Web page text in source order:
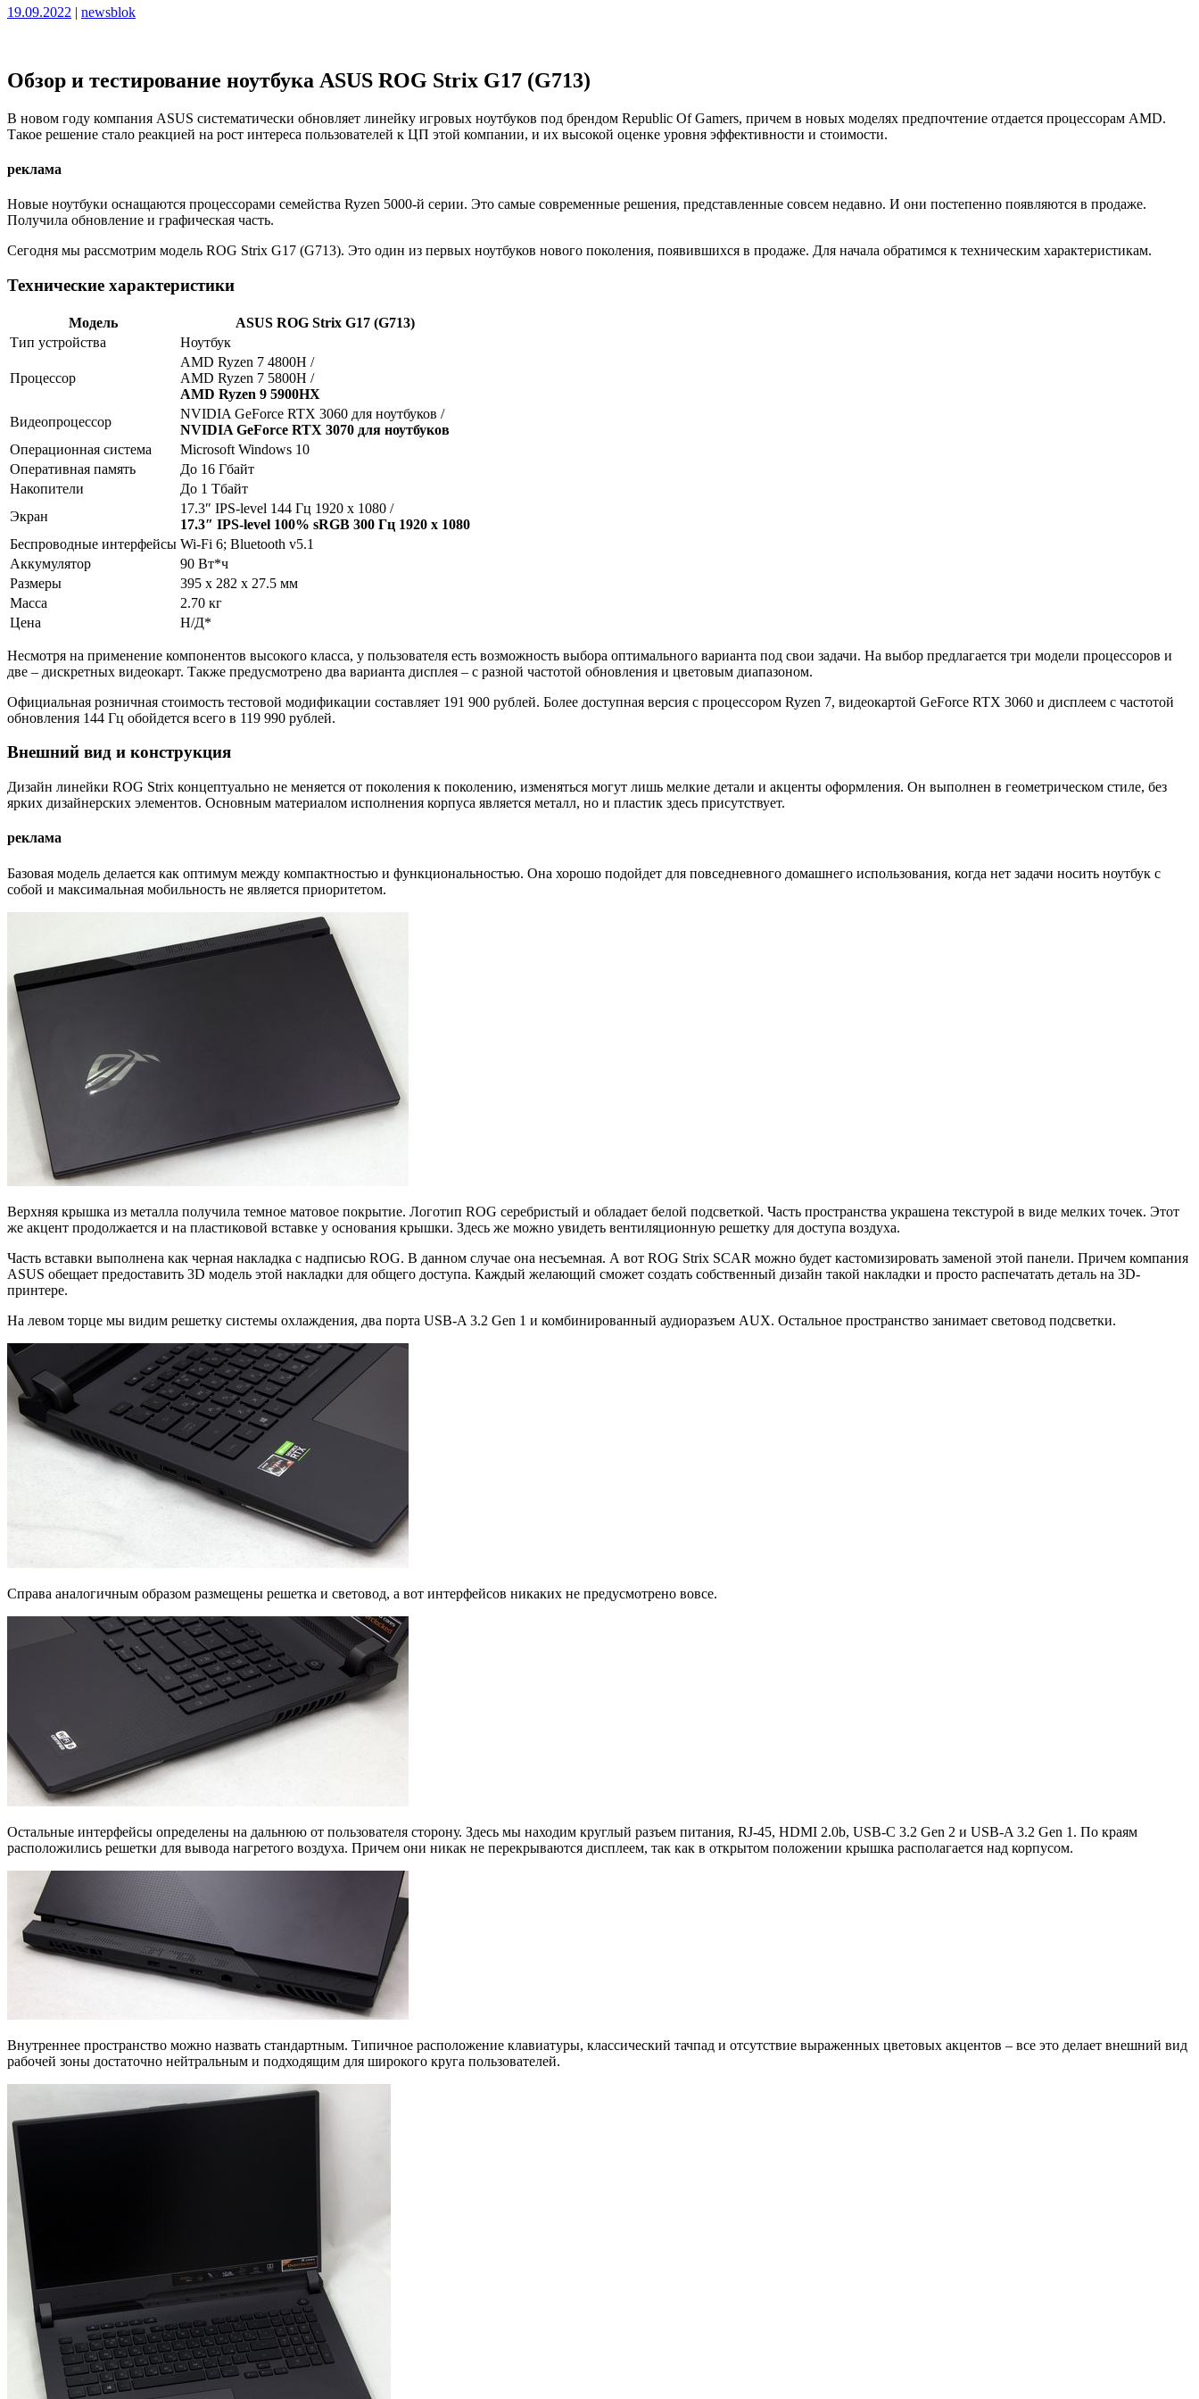
Опубликовано
19.09.2022 | Опубликовано
newsblok
Обзор и тестирование ноутбука ASUS ROG Strix G17 (G713)
В новом году компания ASUS систематически обновляет линейку игровых ноутбуков под брендом Republic Of Gamers, причем в новых моделях предпочтение отдается процессорам AMD.
Такое решение стало реакцией на рост интереса пользователей к ЦП этой компании, и их высокой оценке уровня эффективности и стоимости.
реклама
Новые ноутбуки оснащаются процессорами семейства Ryzen 5000-й серии. Это самые современные решения, представленные совсем недавно. И они постепенно появляются в продаже.
Получила обновление и графическая часть.
Сегодня мы рассмотрим модель ROG Strix G17 (G713). Это один из первых ноутбуков нового поколения, появившихся в продаже. Для начала обратимся к техническим характеристикам.
Технические характеристики
Модель
ASUS ROG Strix G17 (G713)
Тип устройства
Ноутбук
Процессор
AMD Ryzen 7 4800H /
AMD Ryzen 7 5800H /
AMD Ryzen 9 5900HX
Видеопроцессор
NVIDIA GeForce RTX 3060 для ноутбуков /
NVIDIA GeForce RTX 3070 для ноутбуков
Операционная система
Microsoft Windows 10
Оперативная память
До 16 Гбайт
Накопители
До 1 Тбайт
Экран
17.3″ IPS-level 144 Гц 1920 x 1080 /
17.3″ IPS-level 100% sRGB 300 Гц 1920 x 1080
Беспроводные интерфейсы Wi-Fi 6; Bluetooth v5.1
Аккумулятор
90 Вт*ч
Размеры
395 x 282 x 27.5 мм
Масса
2.70 кг
Цена
Н/Д*
Несмотря на применение компонентов высокого класса, у пользователя есть возможность выбора оптимального варианта под свои задачи. На выбор предлагается три модели процессоров и
две – дискретных видеокарт. Также предусмотрено два варианта дисплея – с разной частотой обновления и цветовым диапазоном.
Официальная розничная стоимость тестовой модификации составляет 191 900 рублей. Более доступная версия с процессором Ryzen 7, видеокартой GeForce RTX 3060 и дисплеем с частотой
обновления 144 Гц обойдется всего в 119 990 рублей.
Внешний вид и конструкция
Дизайн линейки ROG Strix концептуально не меняется от поколения к поколению, изменяться могут лишь мелкие детали и акценты оформления. Он выполнен в геометрическом стиле, без
ярких дизайнерских элементов. Основным материалом исполнения корпуса является металл, но и пластик здесь присутствует.
реклама
Базовая модель делается как оптимум между компактностью и функциональностью. Она хорошо подойдет для повседневного домашнего использования, когда нет задачи носить ноутбук с
собой и максимальная мобильность не является приоритетом.
Верхняя крышка из металла получила темное матовое покрытие. Логотип ROG серебристый и обладает белой подсветкой. Часть пространства украшена текстурой в виде мелких точек. Этот
же акцент продолжается и на пластиковой вставке у основания крышки. Здесь же можно увидеть вентиляционную решетку для доступа воздуха.
Часть вставки выполнена как черная накладка с надписью ROG. В данном случае она несъемная. А вот ROG Strix SCAR можно будет кастомизировать заменой этой панели. Причем компания
ASUS обещает предоставить 3D модель этой накладки для общего доступа. Каждый желающий сможет создать собственный дизайн такой накладки и просто распечатать деталь на 3D-
принтере.
На левом торце мы видим решетку системы охлаждения, два порта USB-A 3.2 Gen 1 и комбинированный аудиоразъем AUX. Остальное пространство занимает световод подсветки.
Справа аналогичным образом размещены решетка и световод, а вот интерфейсов никаких не предусмотрено вовсе.
Остальные интерфейсы определены на дальнюю от пользователя сторону. Здесь мы находим круглый разъем питания, RJ-45, HDMI 2.0b, USB-C 3.2 Gen 2 и USB-A 3.2 Gen 1. По краям
расположились решетки для вывода нагретого воздуха. Причем они никак не перекрываются дисплеем, так как в открытом положении крышка располагается над корпусом.
Внутреннее пространство можно назвать стандартным. Типичное расположение клавиатуры, классический тачпад и отсутствие выраженных цветовых акцентов – все это делает внешний вид
рабочей зоны достаточно нейтральным и подходящим для широкого круга пользователей.